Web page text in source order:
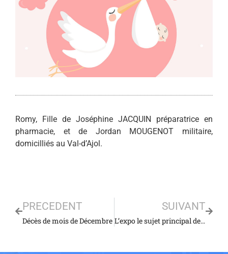
Romy, Fille de Joséphine JACQUIN préparatrice en
pharmacie, et de Jordan MOUGENOT militaire,
domicilliés au Val-d’Ajol.
PRECEDENT
Décès de mois de Décembre
SUIVANT
L’expo le sujet principal de la réunion